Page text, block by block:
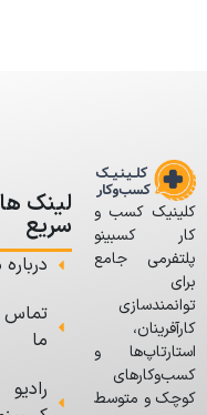
کلینیک کسب و
کار کسبینو
پلتفرمی جامع
برای
توانمندسازی
کارآفرینان،
استارتاپ‌ها و
کسب‌وکارهای
کوچک و متوسط
لینک
سریع
درباره
تماس
ما
رادیو